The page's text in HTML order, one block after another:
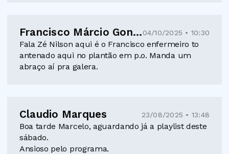
Francisco Márcio Gonçalves Monteiro04/10/2025 • 10:30
Fala Zé Nilson aqui é o Francisco enfermeiro to
antenado aqui no plantão em p.o. Manda um
abraço aí pra galera.
Claudio Marques 23/08/2025 • 13:48
Boa tarde Marcelo, aguardando já a playlist deste
sábado.
Ansioso pelo programa.